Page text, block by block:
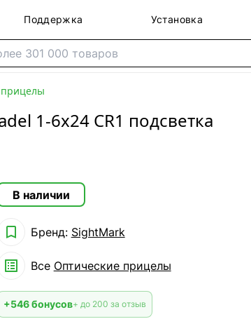
Поддержка Установка
1-6x24 CR1 подсветка
В наличии
 Бренд: SightMark
 Все Оптические прицелы
+546 бонусов+ до 200 за отзыв